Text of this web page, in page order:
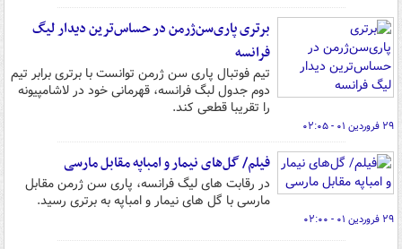
برتری پاری‌سن‌ژرمن در حساس‌ترین دیدار لیگ
فرانسه
تیم فوتبال پاری سن ژرمن توانست با برتری برابر تیم
دوم جدول لبگ فرانسه، قهرمانی خود در لاشامپیونه
را تقریبا قطعی کند.
۲۹ فروردین ۰۱ - ۰۲:۰۵
فیلم/ گل‌های نیمار و امباپه مقابل مارسی
در رقابت های لیگ فرانسه، پاری سن ژرمن مقابل
مارسی با گل های نیمار و امباپه به برتری رسید.
۲۹ فروردین ۰۱ - ۰۲:۰۰